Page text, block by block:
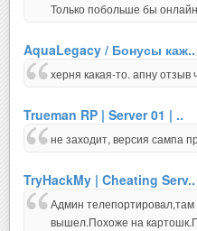
Только побольше бы
AquaLegacy / Бонусы каж..
херня какая-то. апну отзыв
Trueman RP | Server 01 | ..
не заходит, версия сампа
TryHackMy | Cheating Serv..
Админ
вышел.Похоже на